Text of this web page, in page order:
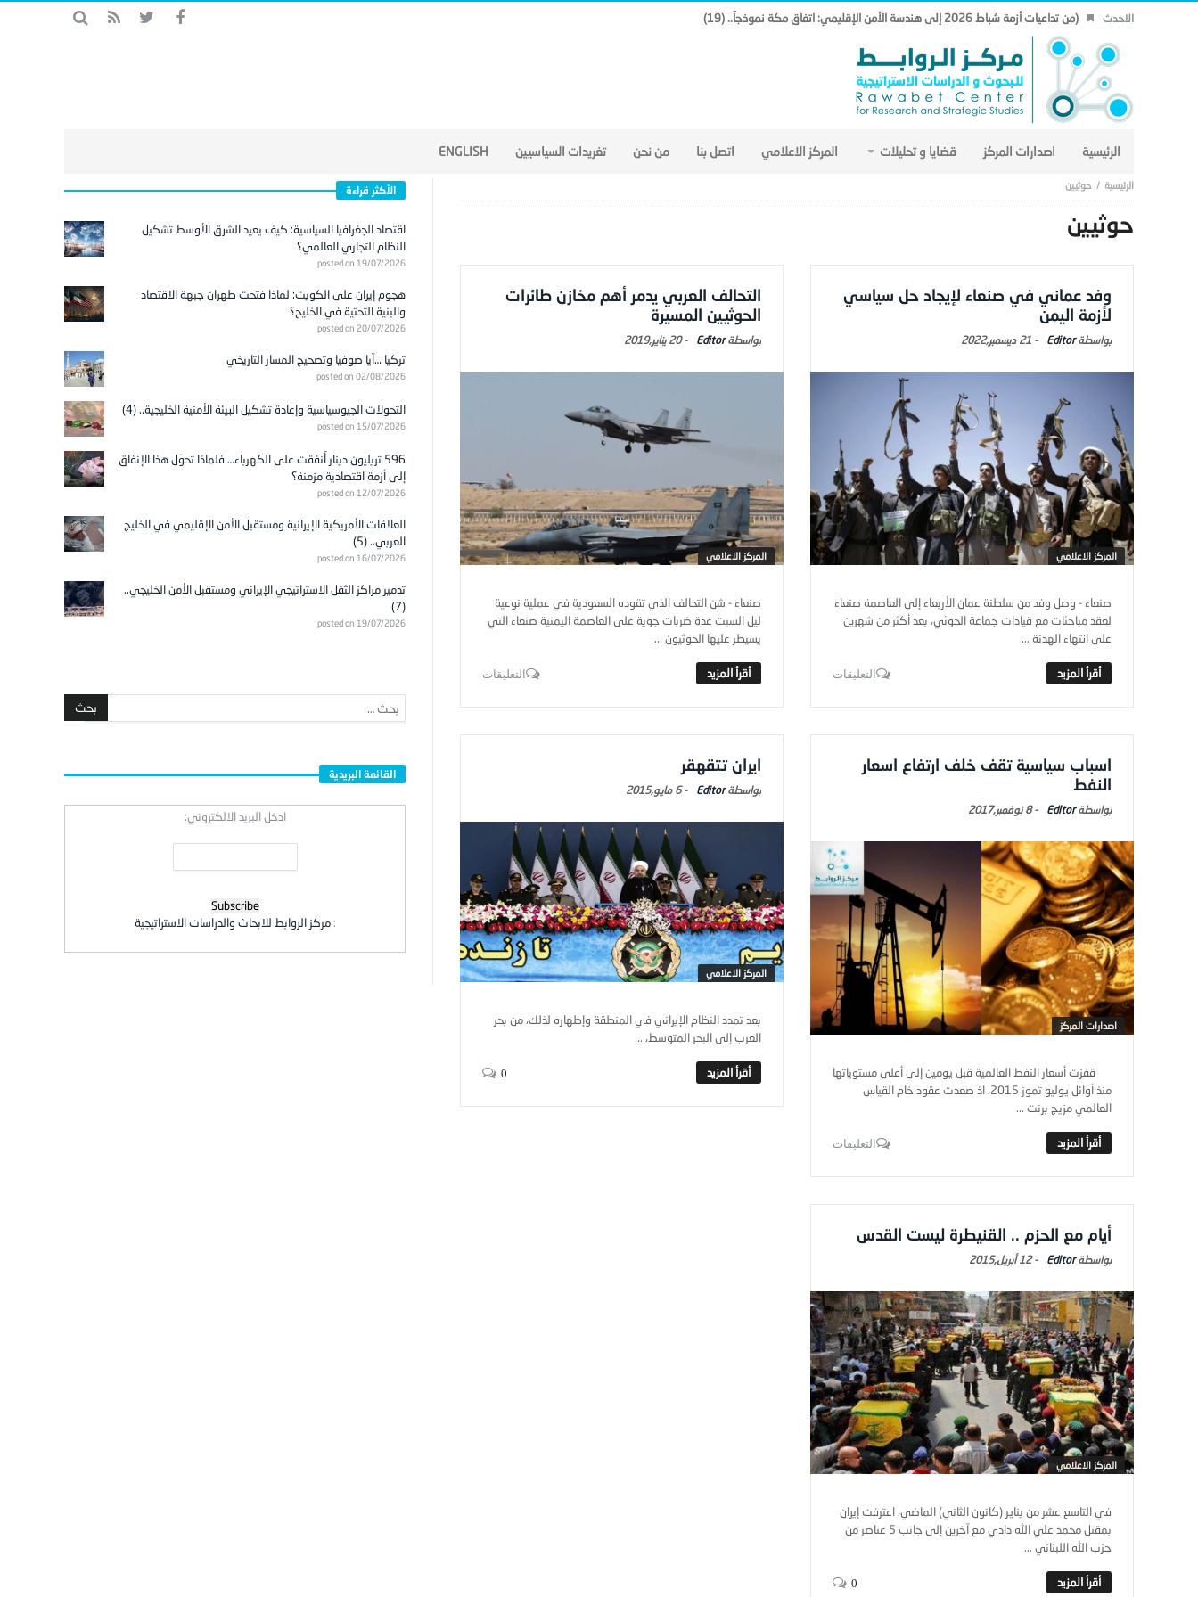
الاحدث (من تداعيات أزمة شباط 2026 إلى هندسة الأمن الإقليمي: اتفاق مكة نموذجاً.. (19)
الرئيسية اصدارات المركز قضايا و تحليلات المركز الاعلامي اتصل بنا من نحن تغريدات السياسيين ENGLISH
حوثيين
حوثيين
وفد عماني في صنعاء لإيجاد حل سياسي
لأزمة اليمن
Editor
- 21 ديسمبر,2022
المركز الاعلامي
صنعاء - وصل وفد من سلطنة عمان الأربعاء إلى العاصمة صنعاء
لعقد مباحثات مع قيادات جماعة الحوثي، بعد أكثر من شهرين
على انتهاء الهدنة ...
التعليقات
التحالف العربي يدمر أهم مخازن طائرات
الحوثيين المسيرة
Editor
-20 يناير,2019
المركز الاعلامي
صنعاء - شن التحالف الذي تقوده السعودية في عملية نوعية
ليل السبت عدة ضربات جوية على العاصمة اليمنية صنعاء التي
يسيطر عليها الحوثيون ...
التعليقات
اسباب سياسية تقف خلف ارتفاع اسعار
النفط
Editor
-8 نوفمبر,2017
اصدارات المركز
قفزت أسعار النفط العالمية قبل يومين إلى أعلى مستوياتها
منذ أوائل يوليو تموز 2015، اذ صعدت عقود خام القياس
العالمي مزيج برنت ...
التعليقات
ايران تتقهقر
Editor
-6 مايو,2015
المركز الاعلامي
بعد تمدد النظام الإيراني في المنطقة وإظهاره لذلك، من بحر
العرب إلى البحر المتوسط، ...
0
أيام مع الحزم .. القنيطرة ليست القدس
Editor
-12 أبريل,2015
المركز الاعلامي
في التاسع عشر من يناير (كانون الثاني) الماضي، اعترفت إيران
بمقتل محمد علي الله دادي مع آخرين إلى جانب 5 عناصر من
حزب الله اللبناني ...
0
الأكثر قراءة
اقتصاد الجغرافيا السياسية: كيف يعيد الشرق الأوسط تشكيل
النظام التجاري العالمي؟
posted on 19/07/2026
هجوم إيران على الكويت: لماذا فتحت طهران جبهة الاقتصاد
والبنية التحتية في الخليج؟
posted on 20/07/2026
تركيا …آيا صوفيا وتصحيح المسار التاريخي
posted on 02/08/2026
التحولات الجيوسياسية وإعادة تشكيل البيئة الأمنية الخليجية.. (4)
posted on 15/07/2026
596 تريليون دينار أُنفقت على الكهرباء… فلماذا تحوّل هذا الإنفاق
إلى أزمة اقتصادية مزمنة؟
posted on 12/07/2026
العلاقات الأمريكية الإيرانية ومستقبل الأمن الإقليمي في الخليج
العربي.. (5)
posted on 16/07/2026
تدمير مراكز الثقل الاستراتيجي الإيراني ومستقبل الأمن الخليجي..
(7)
posted on 19/07/2026
القائمة البريدية
ادخل البريد الالكتروني:
:مركز الروابط للابحاث والدراسات الاستراتيجية